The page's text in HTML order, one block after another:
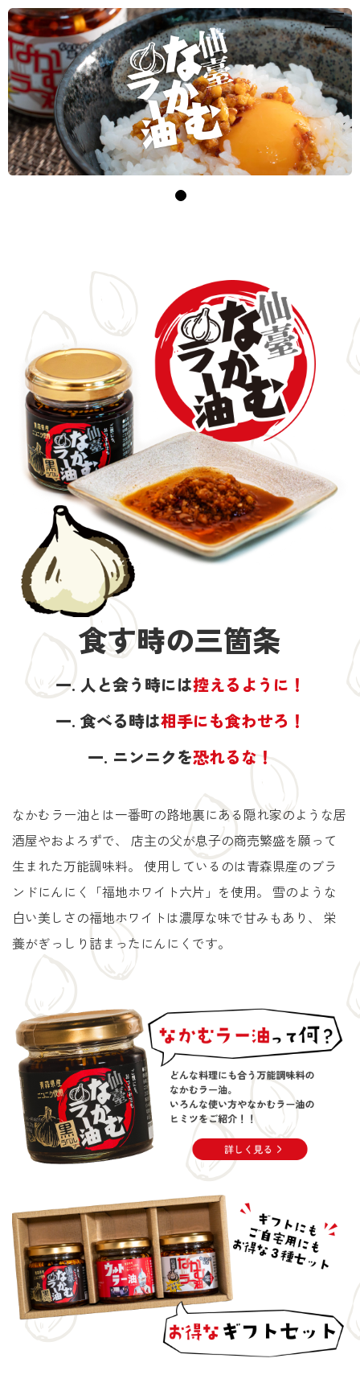
食す時の三箇条
一. 人と会う時には控えるように！
一. 食べる時は相手にも食わせろ！
一. ニンニクを恐れるな！
なかむラー油とは一番町の路地裏にある隠れ家のような居
酒屋やおよろずで、
店主の父が息子の商売繁盛を願って
生まれた万能調味料。 使用しているのは青森県産のブラ
ンドにんにく「福地ホワイト六片」を使用。
雪のような
白い美しさの福地ホワイトは濃厚な味で甘みもあり、
栄
養がぎっしり詰まったにんにくです。